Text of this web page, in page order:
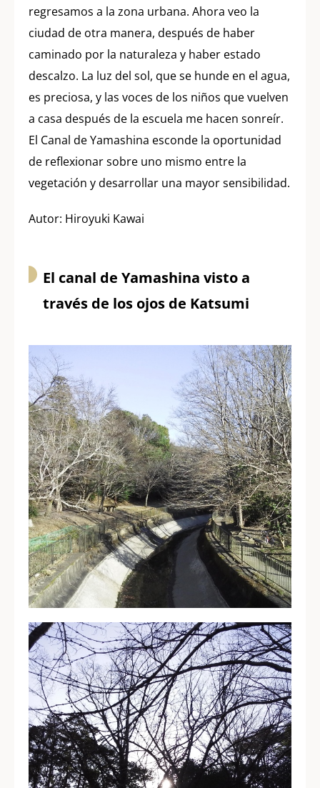
regresamos a la zona urbana. Ahora veo la
ciudad de otra manera, después de haber
caminado por la naturaleza y haber estado
descalzo. La luz del sol, que se hunde en el agua,
es preciosa, y las voces de los niños que vuelven
a casa después de la escuela me hacen sonreír.
El Canal de Yamashina esconde la oportunidad
de reflexionar sobre uno mismo entre la
vegetación y desarrollar una mayor sensibilidad.
Autor: Hiroyuki Kawai
El canal de Yamashina visto a
través de los ojos de Katsumi